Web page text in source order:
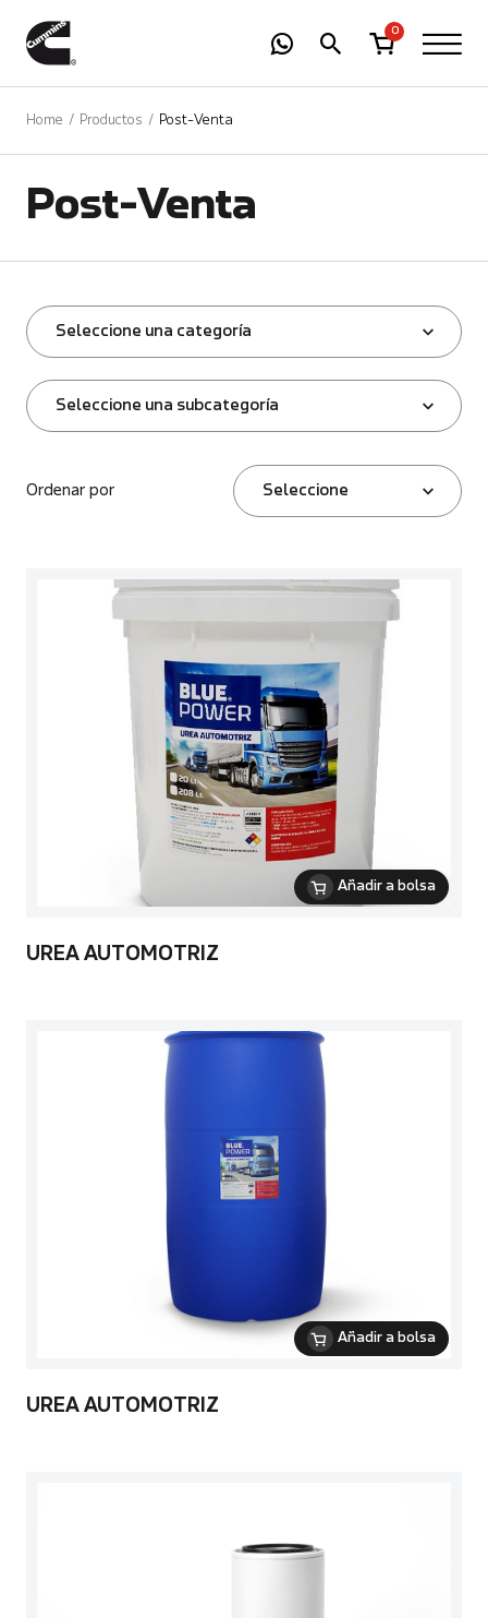
0
Home Productos Post-Venta
Post-Venta
Seleccione una categoría
Seleccione una subcategoría
Ordenar por Seleccione
Añadir a bolsa
UREA AUTOMOTRIZ
Añadir a bolsa
UREA AUTOMOTRIZ